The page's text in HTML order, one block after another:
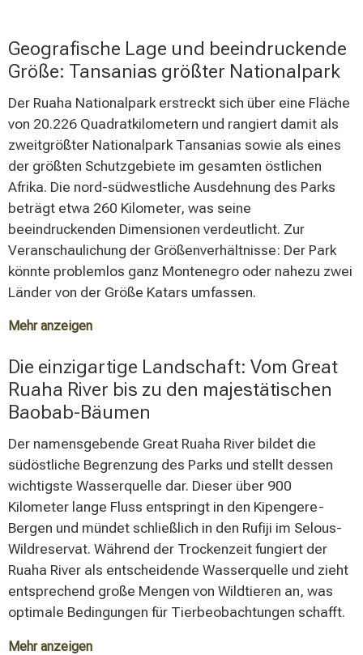
Geografische Lage und beeindruckende
Größe: Tansanias größter Nationalpark
Der Ruaha Nationalpark erstreckt sich über eine Fläche
von 20.226 Quadratkilometern und rangiert damit als
zweitgrößter Nationalpark Tansanias sowie als eines
der größten Schutzgebiete im gesamten östlichen
Afrika. Die nord-südwestliche Ausdehnung des Parks
beträgt etwa 260 Kilometer, was seine
beeindruckenden Dimensionen verdeutlicht. Zur
Veranschaulichung der Größenverhältnisse: Der Park
könnte problemlos ganz Montenegro oder nahezu zwei
Länder von der Größe Katars umfassen.
Mehr anzeigen
Meter über dem Meeresspiegel, wobei einzelne
Bergspitzen im westlichen Parkbereich Höhen von bis
zu 1.800 Metern erreichen. Ein Teil des Ruaha
Nationalparks gehört zum Großen Afrikanischen
Grabenbruch und wird durch eine markante, 200 bis
300 Meter hohe Bruchkante geteilt. Diese geologische
Formation verleiht der Landschaft ihre
charakteristische Struktur mit einem südlichen Tal und
einem nördlichen Plateau.
Die einzigartige Landschaft: Vom Great
Ruaha River bis zu den majestätischen
Baobab-Bäumen
Der namensgebende Great Ruaha River bildet die
südöstliche Begrenzung des Parks und stellt dessen
wichtigste Wasserquelle dar. Dieser über 900
Kilometer lange Fluss entspringt in den Kipengere-
Bergen und mündet schließlich in den Rufiji im Selous-
Wildreservat. Während der Trockenzeit fungiert der
Ruaha River als entscheidende Wasserquelle und zieht
entsprechend große Mengen von Wildtieren an, was
optimale Bedingungen für Tierbeobachtungen schafft.
Mehr anzeigen